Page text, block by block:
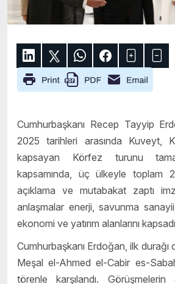
Cumhurbaşkanı Recep Tayyip
2025 tarihleri arasında Kuveyt,
kapsayan Körfez turunu
kapsamında, üç ülkeyle toplam
açıklama ve mutabakat zaptı
anlaşmalar enerji, savunma
ekonomi ve yatırım alanlarını
Cumhurbaşkanı Erdoğan, ilk durağı
Meşal el-Ahmed el-Cabir es-
törenle karşılandı.